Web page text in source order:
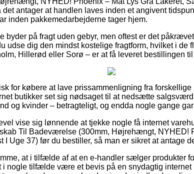
antager at handlen laves inden et angivent
inden pakkemedarbejderne tager hjem.
byder på fragt uden gebyr, men oftest er det
udse dig den mindst kostelige fragtform, hvilket i de
Hillerød eller Sorø – er at få leveret bestillingen
for købere at lave prissammenligning fra
butikker set sig nødsaget til at nedsætte
og kvinder – betragteligt, og endda nogle gange
vise sig lønnende at tjekke nogle få internet
Til Badeværelse (300mm, Højrehængt, NYHED!
I Uge 37) før du bestiller, så man er sikret at antage
at i tilfælde af at en e-handler sælger produkter
i nogle tilfælde være et bevis på en snydagtig internet